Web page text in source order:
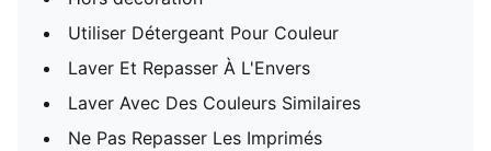
Utiliser Détergeant Pour Couleur
Laver Et Repasser À L'Envers
Laver Avec Des Couleurs Similaires
Ne Pas Repasser Les Imprimés